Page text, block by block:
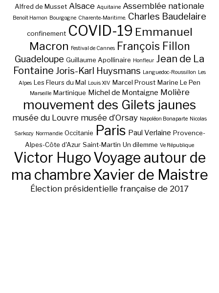
Alfred de Musset Alsace Aquitaine Assemblée nationale
Benoît Hamon Bourgogne Charente-Maritime. Charles Baudelaire
confinement COVID-19 Emmanuel
Macron Festival de Cannes François Fillon
Guadeloupe Guillaume Apollinaire Honfleur Jean de La
Fontaine Joris-Karl Huysmans Languedoc-Roussillon Les
Alpes Les Fleurs du Mal Louis XIV Marcel Proust Marine Le Pen
Marseille Martinique Michel de Montaigne Molière
mouvement des Gilets jaunes
musée du Louvre musée d’Orsay Napoléon Bonaparte Nicolas
Sarkozy Normandie Occitanie Paris Paul Verlaine Provence-
Alpes-Côte d'Azur Saint-Martin Un dilemme Ve République
Victor HugoVoyage autour de
ma chambre Xavier de Maistre
Élection présidentielle française de 2017